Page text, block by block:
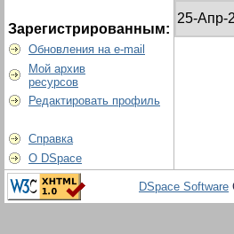
Зарегистрированным:
Обновления на e-mail
Мой архив
ресурсов
Редактировать профиль
Справка
О DSpace
25-Апр-
DSpace Software